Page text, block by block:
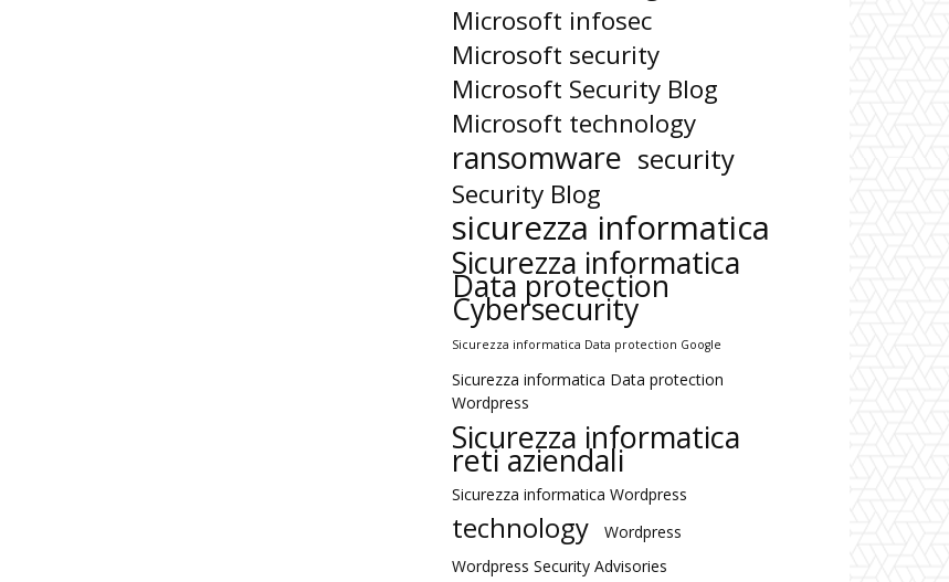
Microsoft infosec
Microsoft security
Microsoft Security Blog
Microsoft technology
ransomware security
Security Blog
sicurezza informatica
Sicurezza informatica
Data protection
Cybersecurity
Sicurezza informatica Data protection Google
Sicurezza informatica Data protection
Wordpress
Sicurezza informatica
reti aziendali
Sicurezza informatica Wordpress
technology
Wordpress
Wordpress Security Advisories